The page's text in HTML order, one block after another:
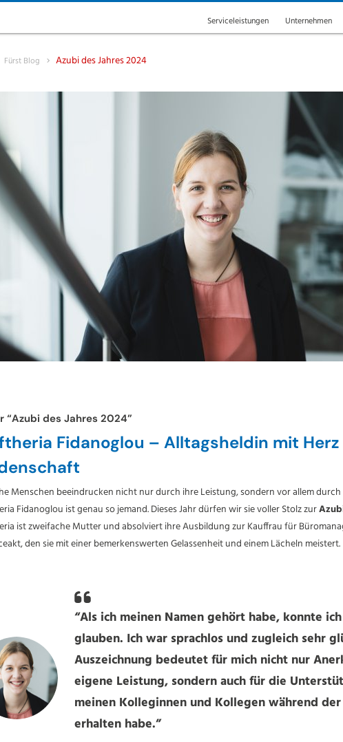
Serviceleistungen Unternehmen
Fürst Blog Azubi des Jahres 2024
“Azubi des Jahres 2024”
Fidanoglou – Alltagsheldin mit
Menschen beeindrucken nicht nur durch ihre Leistung, sondern vor allem
Fidanoglou ist genau so jemand. Dieses Jahr dürfen wir sie voller Stolz zur
ist zweifache Mutter und absolviert ihre Ausbildung zur Kauffrau für
den sie mit einer bemerkenswerten Gelassenheit und einem Lächeln meistert.
“Als ich meinen Namen gehört habe, konnte
glauben. Ich war sprachlos und zugleich sehr
Auszeichnung bedeutet für mich nicht nur
eigene Leistung, sondern auch für die
meinen Kolleginnen und Kollegen während
erhalten habe.”